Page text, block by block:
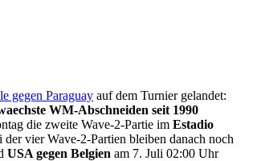
gegen Paraguay auf dem Turnier gelandet:
WM-Abschneiden seit 1990
die zweite Wave-2-Partie im Estadio
der vier Wave-2-Partien bleiben danach noch
USA gegen Belgien am 7. Juli 02:00 Uhr